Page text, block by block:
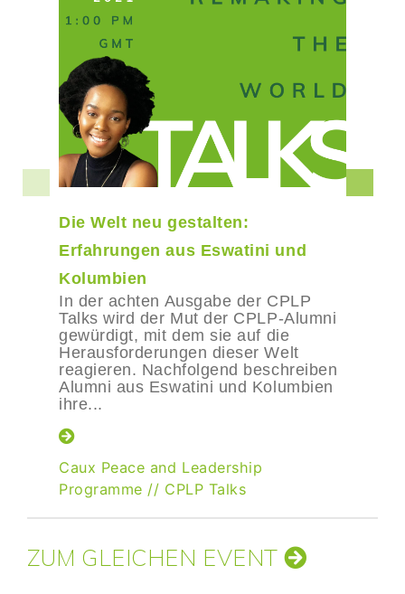
Die Welt neu gestalten:
Erfahrungen aus Eswatini und
Kolumbien
In der achten Ausgabe der CPLP
Talks wird der Mut der CPLP-Alumni
gewürdigt, mit dem sie auf die
Herausforderungen dieser Welt
reagieren. Nachfolgend beschreiben
Alumni aus Eswatini und Kolumbien
ihre...
Caux Peace and Leadership
Programme // CPLP Talks
ZUM GLEICHEN EVENT